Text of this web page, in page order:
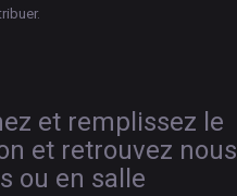
et remplissez le
et retrouvez nous
ou en salle